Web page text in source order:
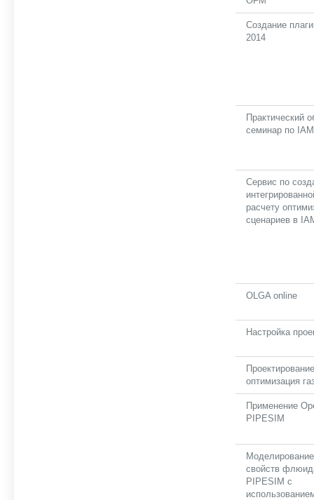
Создание
2014
Практический
семинар по IAM
Сервис по
расчету
сценариев в
OLGA online
Настройка
оптимизация
Применение
PIPESIM
свойств
PIPESIM с